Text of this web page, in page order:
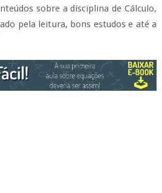
sobre a disciplina de Cálculo,
pela leitura, bons estudos e até a